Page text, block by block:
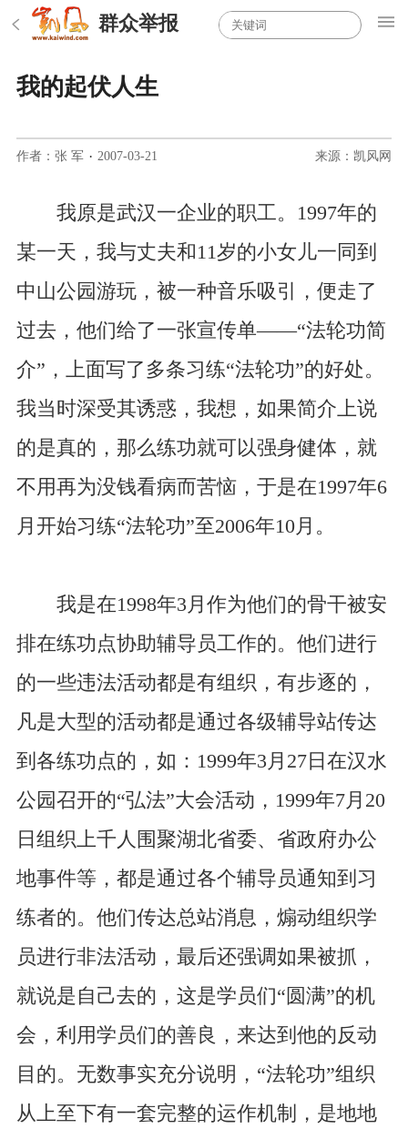
群众举报
我的起伏人生
作者：张 军 · 2007-03-21 来源：凯风网
我原是武汉一企业的职工。1997年的
某一天，我与丈夫和11岁的小女儿一同到
中山公园游玩，被一种音乐吸引，便走了
过去，他们给了一张宣传单——“法轮功简
介”，上面写了多条习练“法轮功”的好处。
我当时深受其诱惑，我想，如果简介上说
的是真的，那么练功就可以强身健体，就
不用再为没钱看病而苦恼，于是在1997年6
月开始习练“法轮功”至2006年10月。
我是在1998年3月作为他们的骨干被安
排在练功点协助辅导员工作的。他们进行
的一些违法活动都是有组织，有步逐的，
凡是大型的活动都是通过各级辅导站传达
到各练功点的，如：1999年3月27日在汉水
公园召开的“弘法”大会活动，1999年7月20
日组织上千人围聚湖北省委、省政府办公
地事件等，都是通过各个辅导员通知到习
练者的。他们传达总站消息，煽动组织学
员进行非法活动，最后还强调如果被抓，
就说是自己去的，这是学员们“圆满”的机
会，利用学员们的善良，来达到他的反动
目的。无数事实充分说明，“法轮功”组织
从上至下有一套完整的运作机制，是地地